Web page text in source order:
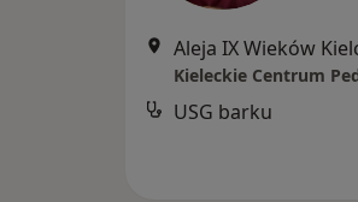
Aleja IX Wieków
Kieleckie Centrum
USG barku